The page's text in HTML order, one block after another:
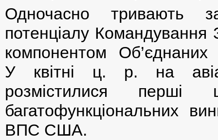
Одночасно тривають
потенціалу
компонентом
У квітні ц. р. на
розмістилися
багатофункціональних
ВПС США.